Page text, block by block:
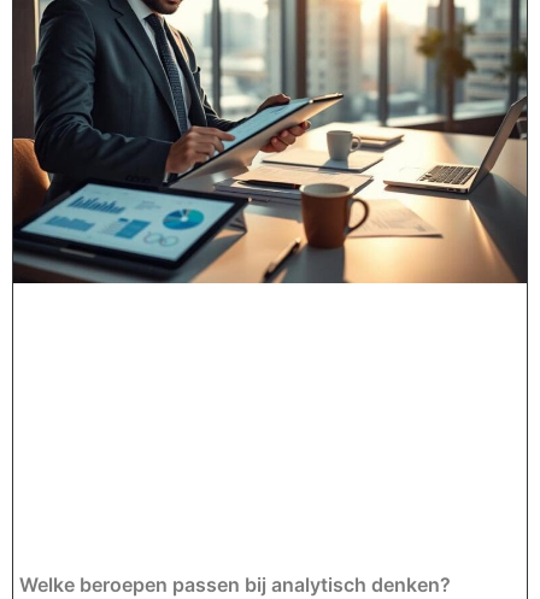
Welke beroepen passen bij analytisch denken?